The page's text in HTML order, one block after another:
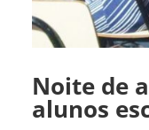
Noite de
alunos